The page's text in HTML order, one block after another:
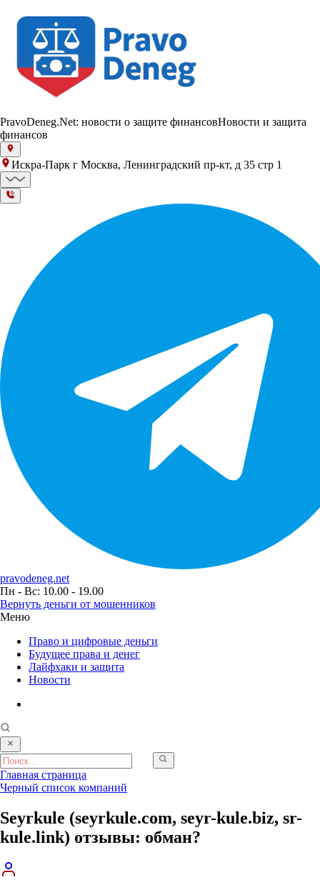
PravoDeneg.Net: новости о защите финансовНовости и защита
финансов
Искра-Парк г Москва, Ленинградский пр-кт, д 35 стр 1
pravodeneg.net
Пн - Вс: 10.00 - 19.00
Вернуть деньги от мошенников
Меню
Право и цифровые деньги
Будущее права и денег
Лайфхаки и защита
Новости
Главная страница
Черный список компаний
Seyrkule (seyrkule.com, seyr-kule.biz, sr-
kule.link) отзывы: обман?